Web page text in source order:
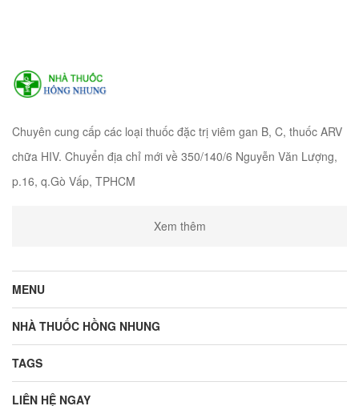
Chuyên cung cấp các loại thuốc đặc trị viêm gan B, C, thuốc ARV
chữa HIV. Chuyển địa chỉ mới về 350/140/6 Nguyễn Văn Lượng,
p.16, q.Gò Vấp, TPHCM
Xem thêm
MENU
NHÀ THUỐC HỒNG NHUNG
TAGS
LIÊN HỆ NGAY